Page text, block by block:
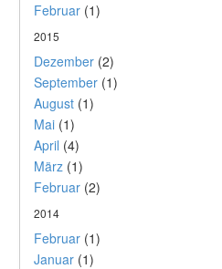
Februar (1)
2015
Dezember (2)
September (1)
August (1)
Mai (1)
April (4)
März (1)
Februar (2)
2014
Februar (1)
Januar (1)